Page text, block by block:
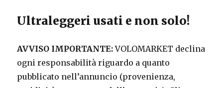
Ultraleggeri usati e non solo!
AVVISO IMPORTANTE:VOLOMARKET declina
ogni responsabilità riguardo a quanto
pubblicato nell’annuncio (provenienza,